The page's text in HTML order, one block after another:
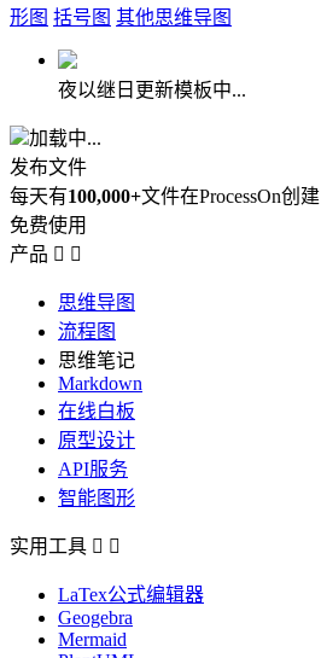
形图 括号图 其他思维导图
夜以继日更新模板中...
加载中...
发布文件
每天有100,000+文件在ProcessOn创建
免费使用
产品  
思维导图
流程图
思维笔记
Markdown
在线白板
原型设计
API服务
智能图形
实用工具  
LaTex公式编辑器
Geogebra
Mermaid